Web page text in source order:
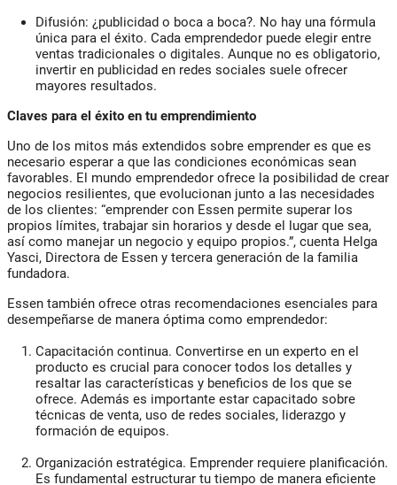
Difusión: ¿publicidad o boca a boca?. No hay una fórmula
única para el éxito. Cada emprendedor puede elegir entre
ventas tradicionales o digitales. Aunque no es obligatorio,
invertir en publicidad en redes sociales suele ofrecer
mayores resultados.
Claves para el éxito en tu emprendimiento
Uno de los mitos más extendidos sobre emprender es que es
necesario esperar a que las condiciones económicas sean
favorables. El mundo emprendedor ofrece la posibilidad de crear
negocios resilientes, que evolucionan junto a las necesidades
de los clientes: “emprender con Essen permite superar los
propios límites, trabajar sin horarios y desde el lugar que sea,
así como manejar un negocio y equipo propios.”, cuenta Helga
Yasci, Directora de Essen y tercera generación de la familia
fundadora.
Essen también ofrece otras recomendaciones esenciales para
desempeñarse de manera óptima como emprendedor:
Capacitación continua. Convertirse en un experto en el
producto es crucial para conocer todos los detalles y
resaltar las características y beneficios de los que se
ofrece. Además es importante estar capacitado sobre
técnicas de venta, uso de redes sociales, liderazgo y
formación de equipos.
Organización estratégica. Emprender requiere planificación.
Es fundamental estructurar tu tiempo de manera eficiente